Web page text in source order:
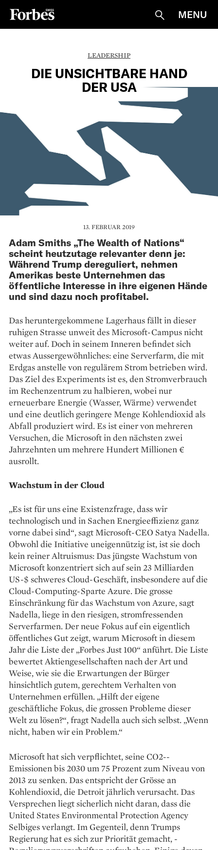
Suche
MENU
LEADERSHIP
DIE UNSICHTBARE HAND
DER USA
13. FEBRUAR 2019
Adam Smiths „The Wealth of Nations“
scheint heutzutage relevanter denn je:
Während Trump dereguliert, nehmen
Amerikas beste Unternehmen das
öffentliche Interesse in ihre eigenen Hände
und sind dazu noch profitabel.
Das heruntergekommene Lagerhaus fällt in ­dieser
ruhigen Strasse unweit des Microsoft-Campus nicht
weiter auf. Doch in seinem ­Inneren befindet sich
etwas Aussergewöhnliches: eine Serverfarm, die mit
Erdgas anstelle von ­regulärem Strom betrieben wird.
Das Ziel des Experiments ist es, den Stromverbrauch
im Rechenzentrum zu halbieren, wobei nur
erneuerbare Energie (Wasser, Wärme) verwendet
und eine deutlich geringere Menge Kohlendioxid als
Abfall produziert wird. Es ist einer von mehreren
Versuchen, die Microsoft in den nächsten zwei
Jahrzehnten um mehrere Hundert Millionen €
ausrollt.
Wachstum in der Cloud
„Es ist für uns eine Existenzfrage, dass wir
technologisch und in Sachen Energie­effizienz ganz
vorne dabei sind“, sagt Microsoft-CEO Satya Nadella.
Obwohl die Initiative uneigennützig ist, ist sie doch
kein reiner Altruismus: Das jüngste Wachstum von
Microsoft konzentriert sich auf sein 23 Milliarden
US-$ schweres Cloud-Geschäft, insbesondere auf die
Cloud-Computing-Sparte Azure. Die grosse
Einschränkung für das Wachstum von Azure, sagt
Nadella, liege in den riesigen, stromfressenden
Serverfarmen. Der neue Fokus auf ein eigentlich
öffentliches Gut zeigt, warum Microsoft in diesem
Jahr die Liste der „Forbes Just 100“ anführt. Die Liste
bewertet Aktiengesellschaften nach der Art und
Weise, wie sie die Erwartungen der Bürger
hinsichtlich gutem, gerechtem Verhalten von
Unternehmen erfüllen. „Hilft der eigene
geschäftliche Fokus, die grossen Probleme dieser
Welt zu lösen?“, fragt Nadella auch sich selbst. „Wenn
nicht, haben wir ein Problem.“
Microsoft hat sich verpflichtet, seine CO2-­
Emissionen bis 2030 um 75 Prozent zum ­Niveau von
2013 zu senken. Das entspricht der Grösse an
Kohlendioxid, die Detroit jährlich verursacht. Das
Versprechen liegt sicherlich nicht daran, dass die
United States ­Environmental ­Protection Agency
Selbiges verlangt. Im Gegen­teil, denn Trumps
Regierung hat es sich zur Priorität gemacht, ­